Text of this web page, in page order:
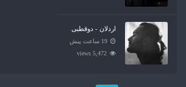
اردلان - دوقطبی
19 ساعت پیش
5,472 views